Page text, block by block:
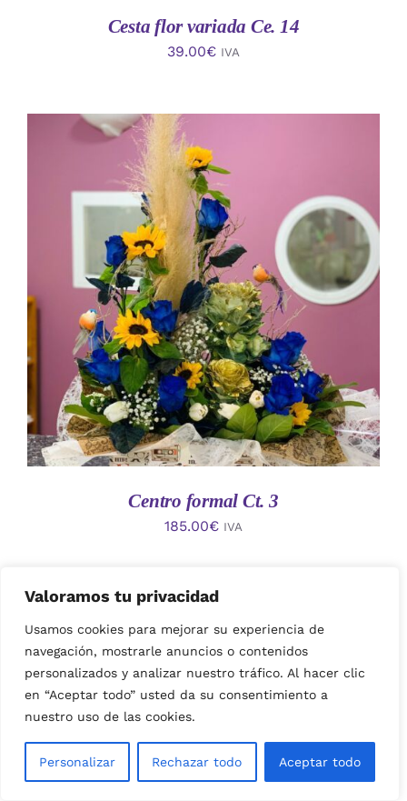
Valoramos tu privacidad
Usamos cookies para mejorar su experiencia de
navegación, mostrarle anuncios o contenidos
personalizados y analizar nuestro tráfico. Al hacer clic
en “Aceptar todo” usted da su consentimiento a
nuestro uso de las cookies.
Personalizar Rechazar todo Aceptar todo
Cesta flor variada Ce. 14
39.00€ IVA
AÑADIR AL CARRITO
/
DETALLES
Centro formal Ct. 3
185.00€ IVA
AÑADIR AL CARRITO